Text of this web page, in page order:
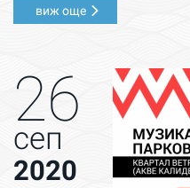
виж още
26
сеп
2020